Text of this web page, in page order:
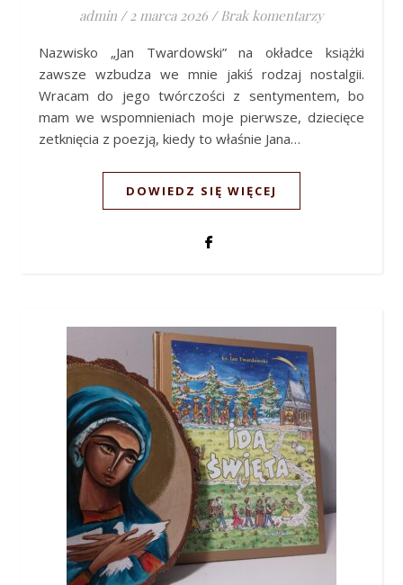
admin / 2 marca 2026 / Brak komentarzy
Nazwisko „Jan Twardowski” na okładce książki
zawsze wzbudza we mnie jakiś rodzaj nostalgii.
Wracam do jego twórczości z sentymentem, bo
mam we wspomnieniach moje pierwsze, dziecięce
zetknięcia z poezją, kiedy to właśnie Jana…
DOWIEDZ SIĘ WIĘCEJ